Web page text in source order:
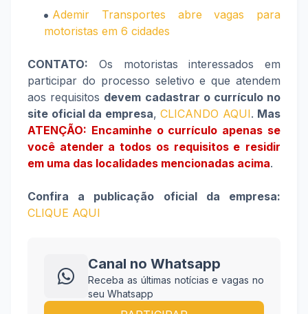
Ademir Transportes abre vagas para
motoristas em 6 cidades
CONTATO: Os motoristas interessados em
participar do processo seletivo e que atendem
aos requisitos devem cadastrar o currículo no
site oficial da empresa, CLICANDO AQUI. Mas
ATENÇÃO: Encaminhe o currículo apenas se
você atender a todos os requisitos e residir
em uma das localidades mencionadas acima.
Confira a publicação oficial da empresa:
CLIQUE AQUI
Canal no Whatsapp
Receba as últimas notícias e vagas no
seu Whatsapp